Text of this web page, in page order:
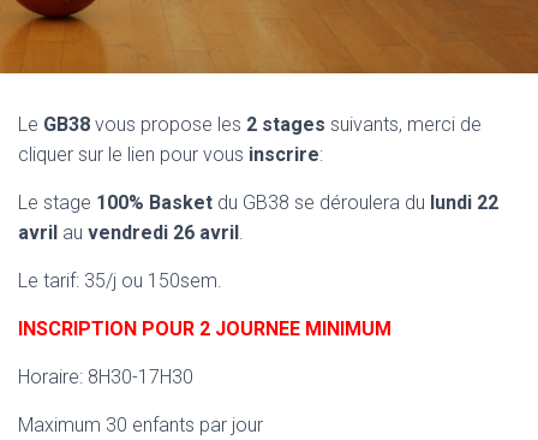
Le GB38 vous propose les 2 stages suivants, merci de
cliquer sur le lien pour vous inscrire:
Le stage 100% Basket du GB38 se déroulera du lundi 22
avril au vendredi 26 avril.
Le tarif: 35/j ou 150sem.
INSCRIPTION POUR 2 JOURNEE MINIMUM
Horaire: 8H30-17H30
Maximum 30 enfants par jour